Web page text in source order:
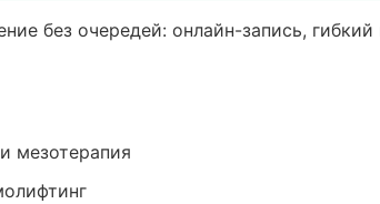
без очередей: онлайн-запись,
мезотерапия